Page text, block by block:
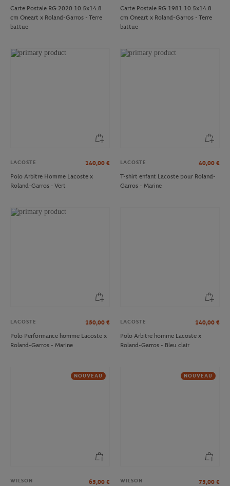
Carte Postale RG 2020 10.5x14.8
cm Oneart x Roland-Garros - Terre
battue
Carte Postale RG 1981 10.5x14.8
cm Oneart x Roland-Garros - Terre
battue
LACOSTE 140,00 €
Polo Arbitre Homme Lacoste x
Roland-Garros - Vert
LACOSTE 40,00 €
T-shirt enfant Lacoste pour Roland-
Garros - Marine
LACOSTE 150,00 €
Polo Performance homme Lacoste x
Roland-Garros - Marine
LACOSTE 140,00 €
Polo Arbitre homme Lacoste x
Roland-Garros - Bleu clair
NOUVEAU
WILSON 65,00 €
NOUVEAU
WILSON 75,00 €